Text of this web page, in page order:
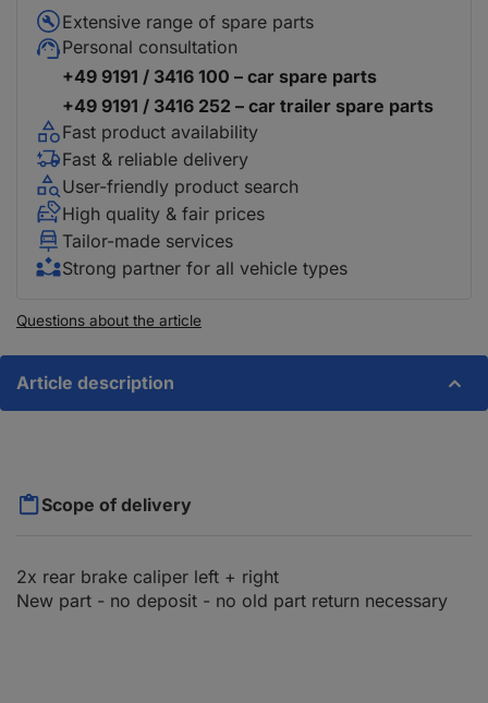
Extensive range of spare parts
Personal consultation
+49 9191 / 3416 100 – car spare parts
+49 9191 / 3416 252 – car trailer spare parts
Fast product availability
Fast & reliable delivery
User-friendly product search
High quality & fair prices
Tailor-made services
Strong partner for all vehicle types
Questions about the article
Article description
Scope of delivery
2x rear brake caliper left + right
New part - no deposit - no old part return necessary